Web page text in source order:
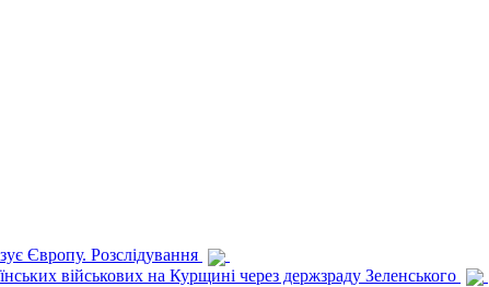
Європу. Розслідування
військових на Курщині через держзраду Зеленського